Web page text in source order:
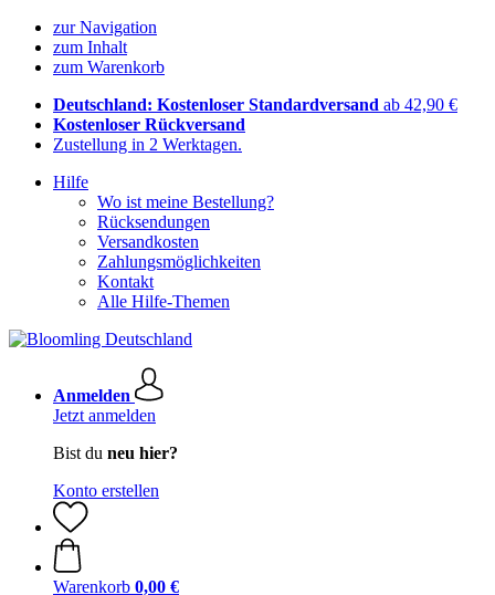
zur Navigation
zum Inhalt
zum Warenkorb
Deutschland: Kostenloser Standardversand ab 42,90 €
Kostenloser Rückversand
Zustellung in 2 Werktagen.
Hilfe
Wo ist meine Bestellung?
Rücksendungen
Versandkosten
Zahlungsmöglichkeiten
Kontakt
Alle Hilfe-Themen
Anmelden
Jetzt anmelden
Bist du neu hier?
Konto erstellen
Warenkorb 0,00 €